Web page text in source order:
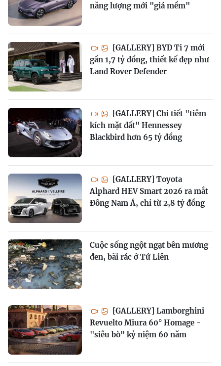
năng lượng mới "giá mềm"
[GALLERY] BYD Ti 7 mới
gần 1,7 tỷ đồng, thiết kế đẹp như
Land Rover Defender
[GALLERY] Chi tiết "tiêm
kích mặt đất" Hennessey
Blackbird hơn 65 tỷ đồng
[GALLERY] Toyota
Alphard HEV Smart 2026 ra mắt
Đông Nam Á, chỉ từ 2,8 tỷ đồng
Cuộc sống ngột ngạt bên mương
đen, bãi rác ở Tứ Liên
[GALLERY] Lamborghini
Revuelto Miura 60° Homage -
"siêu bò" kỷ niệm 60 năm